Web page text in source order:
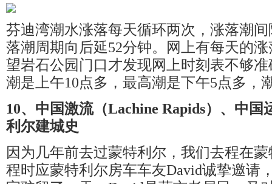
芬迪湾潮水涨落每天循环两次，涨落潮
落潮周期向后延52分钟。网上有每天的
望岩石公园门口才发现网上时刻表不够
潮是上午10点多，最高潮是下午5点多，
10、 中国激流（Lachine Rapids）、中国
利尔建城史
因为几年前去过蒙特利尔，我们去程在
程时应蒙特利尔房车车友David诚挚邀请